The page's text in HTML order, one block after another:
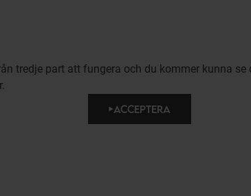
tredje part att fungera och du kommer kunna
ACCEPTERA